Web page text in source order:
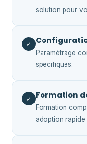
solution pour
✓
Paramétrage
spécifiques.
✓ Formation
Formation
adoption rapide